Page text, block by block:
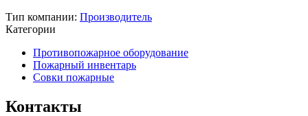
Тип компании: Производитель
Категории
Противопожарное оборудование
Пожарный инвентарь
Совки пожарные
Контакты